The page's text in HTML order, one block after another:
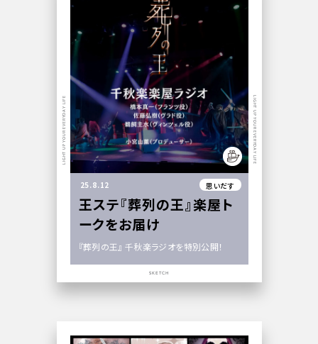
25.8.12 思いだす
王ステ『葬列の王』楽屋ト
ークをお届け
『葬列の王』 千秋楽ラジオを特別公開！
LIGHT UP YOUR EVERYDAY LIFE LIGHT UP YOUR EVERYDAY LIFE
SKETCH